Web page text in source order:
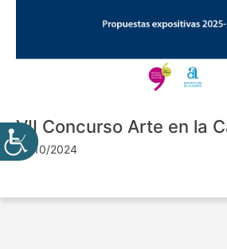
VII Concurso Arte en la
24/10/2024